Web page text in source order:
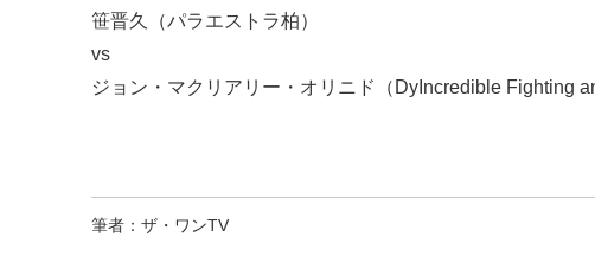
笹晋久（パラエストラ柏）
vs
ジョン・マクリアリー・オリニド（DyIncredible Fighting
筆者：ザ・ワンTV